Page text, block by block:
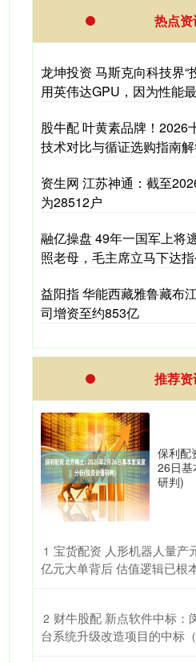
热点资
龙坤投资 马斯克向科技界“
用英伟达GPU，因为性能
股牛配 叶黄素品牌！2026
技术对比与循证选购指南
资生网 江苏神通：截至
为28512户
融亿操盘 49年一国军上将
照老母，毛主席立马下达
益阳指 华能西藏雅鲁藏布
司增资至约853亿
推荐资
保利配
26日基
研判)
1 宝货配资 人形机器人量产
亿元大单背后 估值逻辑已根
2 财牛股配 新点软件中标：
台系统升级改造项目的中标